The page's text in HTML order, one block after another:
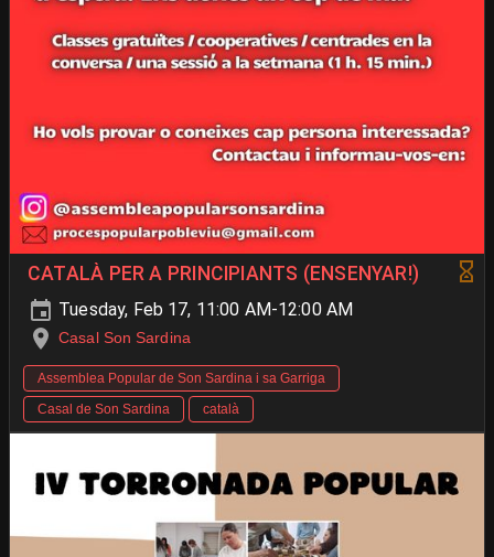
CATALÀ PER A PRINCIPIANTS (ENSENYAR!)
Tuesday, Feb 17, 11:00 AM-12:00 AM
Casal Son Sardina
Assemblea Popular de Son Sardina i sa Garriga
Casal de Son Sardina
català